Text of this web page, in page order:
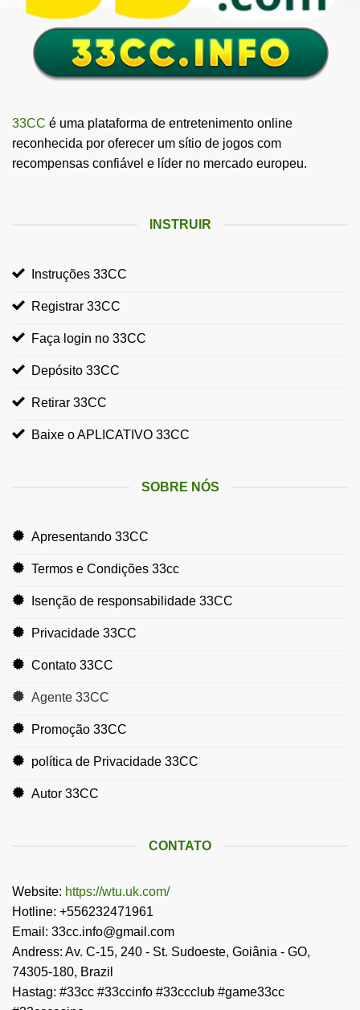
33CC é uma plataforma de entretenimento online
reconhecida por oferecer um sítio de jogos com
recompensas confiável e líder no mercado europeu.
INSTRUIR
Instruções 33CC
Registrar 33CC
Faça login no 33CC
Depósito 33CC
Retirar 33CC
Baixe o APLICATIVO 33CC
SOBRE NÓS
Apresentando 33CC
Termos e Condições 33cc
Isenção de responsabilidade 33CC
Privacidade 33CC
Contato 33CC
Agente 33CC
Promoção 33CC
política de Privacidade 33CC
Autor 33CC
CONTATO
Website: https://wtu.uk.com/
Hotline: +556232471961
Email: 33cc.info@gmail.com
Andress: Av. C-15, 240 - St. Sudoeste, Goiânia - GO,
74305-180, Brazil
Hastag: #33cc #33ccinfo #33ccclub #game33cc